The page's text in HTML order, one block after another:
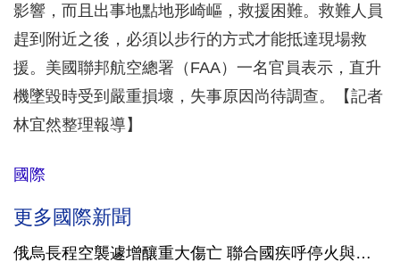
影響，而且出事地點地形崎嶇，救援困難。救難人員
趕到附近之後，必須以步行的方式才能抵達現場救
援。美國聯邦航空總署（FAA）一名官員表示，直升
機墜毀時受到嚴重損壞，失事原因尚待調查。【記者
林宜然整理報導】
國際
更多國際新聞
俄烏長程空襲遽增釀重大傷亡 聯合國疾呼停火與國際急馳援